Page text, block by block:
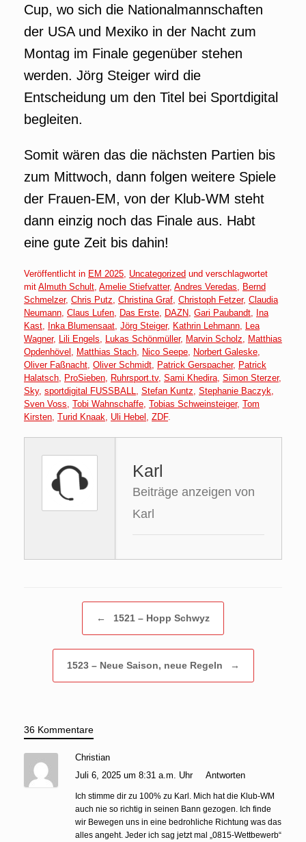
Cup, wo sich die Nationalmannschaften
der USA und Mexiko in der Nacht zum
Montag im Finale gegenüber stehen
werden. Jörg Steiger wird die
Entscheidung um den Titel bei Sportdigital
begleiten.
Somit wären das die nächsten Partien bis
zum Mittwoch, dann folgen weitere Spiele
der Frauen-EM, von der Klub-WM steht
dann einzig noch das Finale aus. Habt
eine gute Zeit bis dahin!
Veröffentlicht in EM 2025 Uncategorized und verschlagwortet
mit Almuth Schult Amelie Stiefvatter, Andres Veredas
Bernd
Schmelzer, Chris Putz Christina Graf Christoph Fetzer, Claudia
Neumann Claus Lufen Das Erste DAZN Gari Paubandt Ina
Kast Inka Blumensaat Jörg Steiger, Kathrin Lehmann Lea
Wagner, Lili Engels Lukas Schönmüller, Marvin Scholz
Matthias
Opdenhövel
Matthias Stach Nico Seepe Norbert Galeske
Oliver Faßnacht Oliver Schmidt Patrick Gerspacher, Patrick
Halatsch ProSieben Ruhrsport.tv, Sami Khedira Simon Sterzer,
Sky, sportdigital FUSSBALL Stefan Kuntz Stephanie Baczyk
Sven Voss Tobi Wahnschaffe Tobias Schweinsteiger, Tom
Kirsten Turid Knaak Uli Hebel ZDF.
Karl
Beiträge anzeigen von
Karl
← 1521 – Hopp Schwyz
1523 – Neue Saison, neue Regeln →
36 Kommentare
Christian
Juli 6, 2025 um 8:31 a.m. Uhr
Antworten
Ich stimme dir zu 100% zu Karl. Mich hat die Klub-WM
auch nie so richtig in seinen Bann gezogen. Ich finde
wir Bewegen uns in eine bedrohliche Richtung was das
alles angeht. Jeder ich sag jetzt mal „0815-Wettbewerb“